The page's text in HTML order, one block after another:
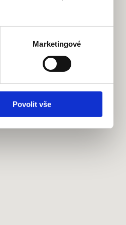
Marketingové
Povolit vše